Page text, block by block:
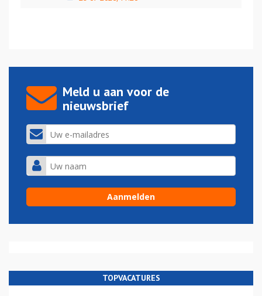
Meld u aan voor de
nieuwsbrief
TOPVACATURES